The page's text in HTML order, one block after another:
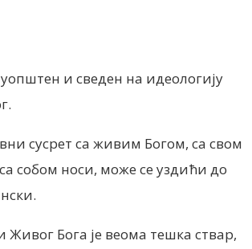
уопштен и сведен на идеологију
сусрет са живим Богом, са свом
собом носи, може се уздићи до
Живог Бога је веома тешка ствар,